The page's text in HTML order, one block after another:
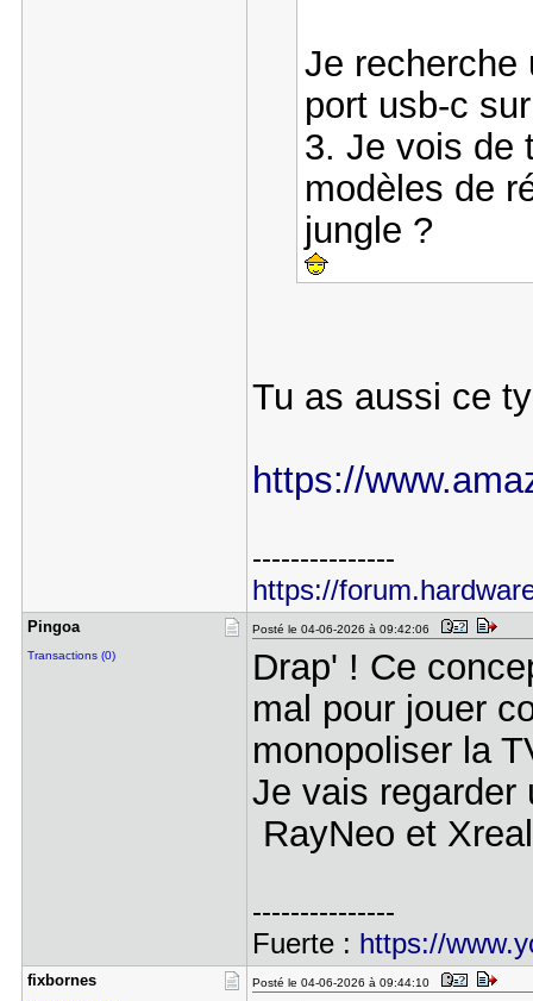
Je recherche
port usb-c
3. Je vois de
modèles de
jungle ?
Tu as aussi ce
https://
---------------
https://
Pingoa
Transactions (0)
Posté le 04-06-2026 à 09:42:06
Drap' ! Ce
mal pour jouer
monopoliser la
Je vais regarder
RayNeo et
---------------
Fuerte : https://
fixbornes Posté le 04-06-2026 à 09:44:10